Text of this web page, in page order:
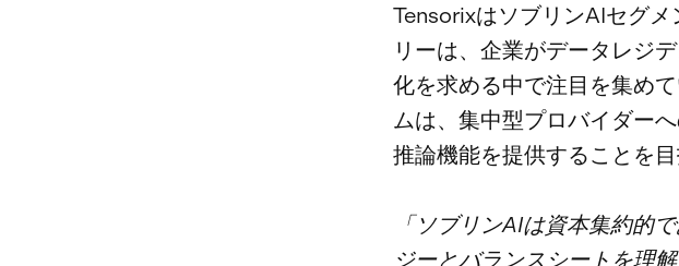
TensorixはソブリンAIセグ
リーは、企業がデータレジ
化を求める中で注目を集め
ムは、集中型プロバイダー
推論機能を提供することを目
「ソブリンAIは資本集約的
ジーとバランスシートを理